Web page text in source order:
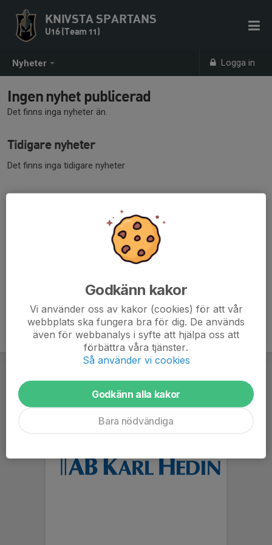
Nyheter Logga in
KNIVSTA SPARTANS
U16 (Team 11)
Ingen nyhet publicerad
Det finns inga nyheter än.
Tidigare nyheter
Det finns inga tidigare nyheter
Godkänn kakor
Vi använder oss av kakor (cookies) för att vår
webbplats ska fungera bra för dig. De används
även för webbanalys i syfte att hjälpa oss att
förbättra våra tjänster.
Så använder vi cookies
Godkänn alla kakor
Bara nödvändiga